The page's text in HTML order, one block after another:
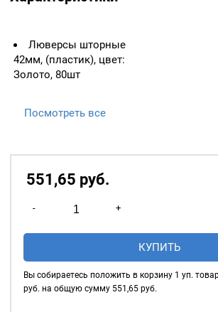
Люверсы шторные
42мм, (пластик), цвет:
Золото, 80шт
Посмотреть все
551,65 руб.
-
товара
Люверсы
(пластик),
+
КУПИТЬ
Вы собираетесь положить в корзину 1 уп.
руб. на общую сумму 551,65руб.